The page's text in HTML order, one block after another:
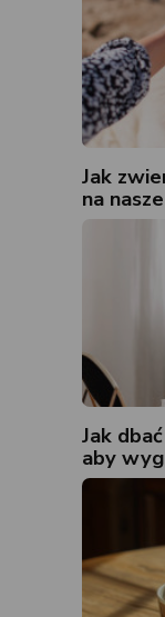
Jak
na
Jak
aby